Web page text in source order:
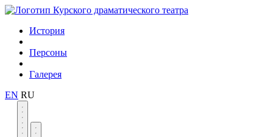
История
Персоны
Галерея
EN RU